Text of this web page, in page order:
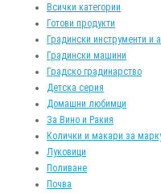
Всички категории
Готови продукти
Градински инструменти и
Градински машини
Градско градинарство
Детска серия
Домашни любимци
За Вино и Ракия
Колички и макари за
Луковици
Поливане
Почва